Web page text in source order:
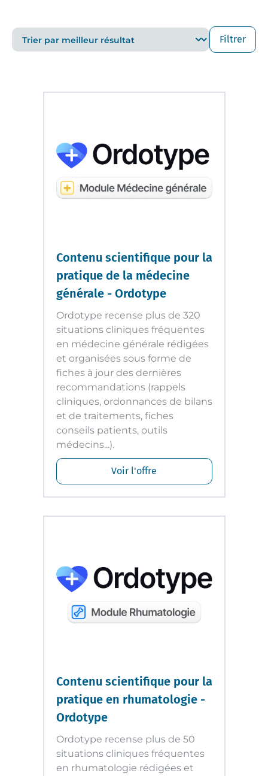
Filtrer
Contenu scientifique pour la
pratique de la médecine
générale - Ordotype
Ordotype recense plus de 320
situations cliniques fréquentes
en médecine générale rédigées
et organisées sous forme de
fiches à jour des dernières
recommandations (rappels
cliniques, ordonnances de bilans
et de traitements, fiches
conseils patients, outils
médecins...).
Voir l'offre
Contenu scientifique pour la
pratique en rhumatologie -
Ordotype
Ordotype recense plus de 50
situations cliniques fréquentes
en rhumatologie rédigées et